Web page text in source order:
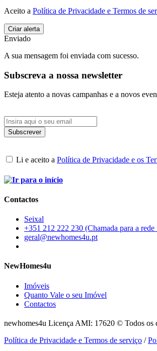
Aceito a Política de Privacidade e Termos de
Enviado
A sua mensagem foi enviada com sucesso.
Subscreva a nossa newsletter
Esteja atento a novas campanhas e a novos
Li e aceito a Política de Privacidade e os
Contactos
Seixal
+351 212 222 230 (Chamada para a
geral@newhomes4u.pt
NewHomes4u
Imóveis
Quanto Vale o seu Imóvel
Contactos
newhomes4u Licença AMI: 17620 © Todos os
Política de Privacidade e Termos de serviço /